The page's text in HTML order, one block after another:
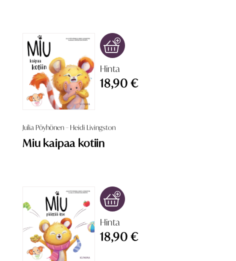
Hinta
18,90 €
Julia Pöyhönen – Heidi Livingston
Miu kaipaa kotiin
Hinta
18,90 €